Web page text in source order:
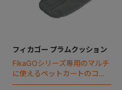
フィカゴー プラムクッション
FikaGOシリーズ専用のマルチ
に使えるペットカートのコー
ナークッション登場。